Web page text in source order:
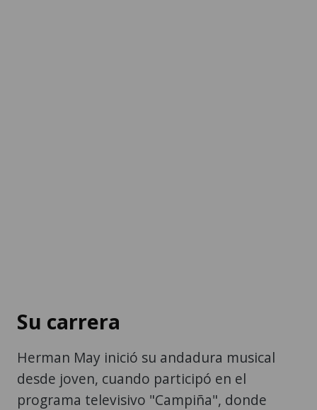
Su carrera
Herman May inició su andadura musical
desde joven, cuando participó en el
programa televisivo "Campiña", donde